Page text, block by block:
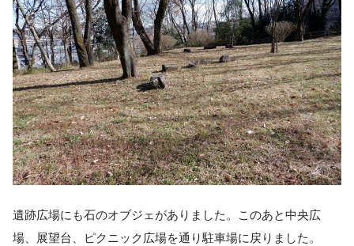
遺跡広場にも石のオブジェがありました。このあと中央広
場、展望台、ピクニック広場を通り駐車場に戻りました。